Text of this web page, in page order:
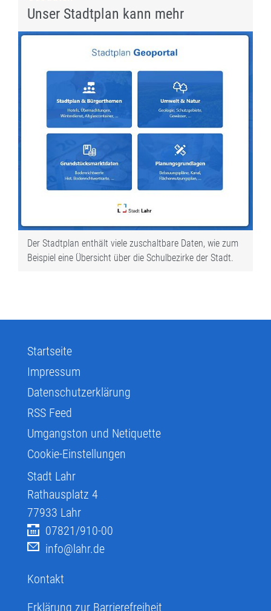
Unser Stadtplan kann mehr
Der Stadtplan enthält viele zuschaltbare Daten, wie zum
Beispiel eine Übersicht über die Schulbezirke der Stadt.
Startseite
Impressum
Datenschutzerklärung
RSS Feed
Umgangston und Netiquette
Cookie-Einstellungen
Stadt Lahr
Rathausplatz 4
77933 Lahr
07821/910-00
info@lahr.de
Kontakt
Erklärung zur Barrierefreiheit